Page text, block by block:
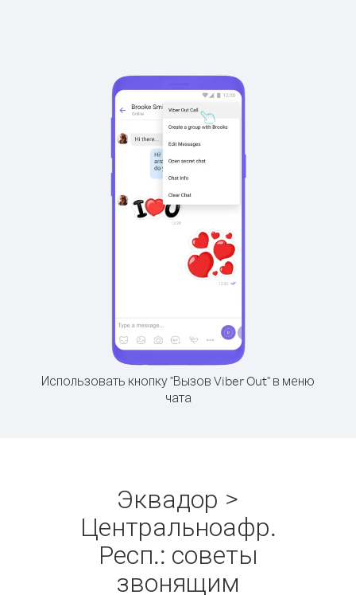
Использовать кнопку "Вызов Viber Out" в меню
чата
Эквадор >
Центральноафр.
Респ.: советы
звонящим